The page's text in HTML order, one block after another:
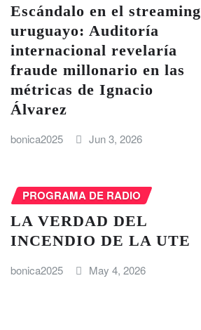
Escándalo en el streaming
uruguayo: Auditoría
internacional revelaría
fraude millonario en las
métricas de Ignacio
Álvarez
bonica2025 Jun 3, 2026
PROGRAMA DE RADIO
LA VERDAD DEL
INCENDIO DE LA UTE
bonica2025 May 4, 2026